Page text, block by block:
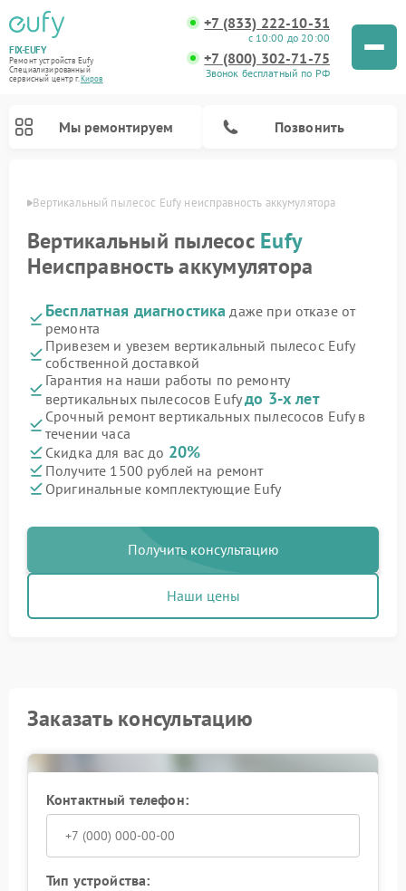
FIX-EUFY
Ремонт устройств Eufy
Специализированный
cервисный центр г.Киров
+7 (833) 222-10-31
с 10:00 до 20:00
+7 (800) 302-71-75
Звонок бесплатный по РФ
Мы ремонтируем Позвонить
Вертикальный пылесос Eufy неисправность аккумулятора
Вертикальный пылесос Eufy
Неисправность аккумулятора
Бесплатная диагностика даже при отказе от
ремонта
Привезем и увезем вертикальный пылесос Eufy
собственной доставкой
Гарантия на наши работы по ремонту
вертикальных пылесосов Eufyдо 3-х лет
Срочный ремонт вертикальных пылесосов Eufy в
течении часа
Скидка для вас до 20%
Получите 1500 рублей на ремонт
Оригинальные комплектующие Eufy
Получить консультацию
Наши цены
Заказать консультацию
Контактный телефон:
Тип устройства: